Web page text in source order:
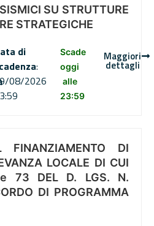
SU STRUTTURE
STRATEGICHE
di
:
08/2026
Scade
oggi
alle
23:59
Maggiori
dettagli
DI
LOCALE DI CUI
73 DEL D. LGS. N.
DI PROGRAMMA